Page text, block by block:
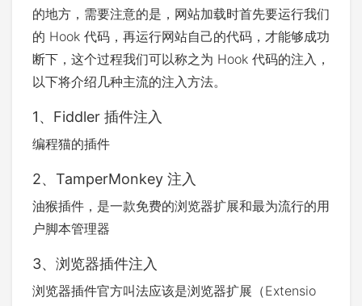
的地方，需要注意的是，网站加载时首先要运行我们
的 Hook 代码，再运行网站自己的代码，才能够成功
断下，这个过程我们可以称之为 Hook 代码的注入，
以下将介绍几种主流的注入方法。
1、Fiddler 插件注入
编程猫的插件
2、TamperMonkey 注入
油猴插件，是一款免费的浏览器扩展和最为流行的用
户脚本管理器
3、浏览器插件注入
浏览器插件官方叫法应该是浏览器扩展（Extensio